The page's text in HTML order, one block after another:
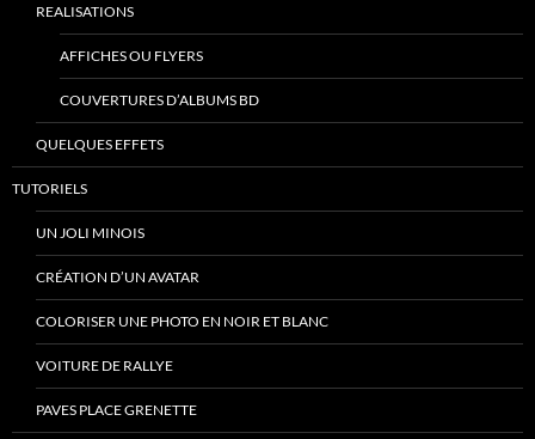
REALISATIONS
AFFICHES OU FLYERS
COUVERTURES D’ALBUMS BD
QUELQUES EFFETS
TUTORIELS
UN JOLI MINOIS
CRÉATION D’UN AVATAR
COLORISER UNE PHOTO EN NOIR ET BLANC
VOITURE DE RALLYE
PAVES PLACE GRENETTE